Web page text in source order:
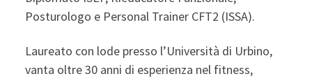
Posturologo e Personal Trainer CFT2 (ISSA).
Laureato con lode presso l’Università di Urbino,
vanta oltre 30 anni di esperienza nel fitness,